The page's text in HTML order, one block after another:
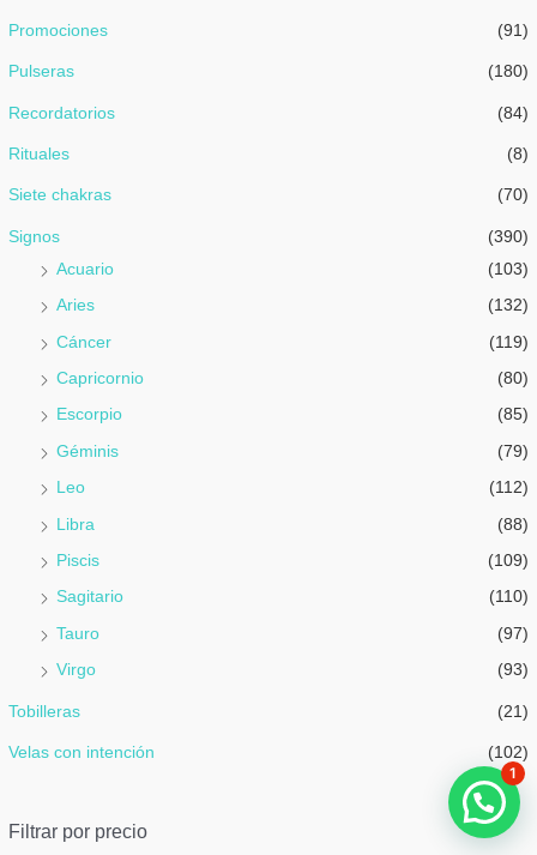
Promociones (91)
Pulseras (180)
Recordatorios (84)
Rituales (8)
Siete chakras (70)
Signos
(390)
Acuario
(103)
Aries (132)
Cáncer (119)
Capricornio (80)
Escorpio (85)
Géminis (79)
Leo (112)
Libra (88)
Piscis (109)
Sagitario (110)
Tauro (97)
Virgo (93)
Tobilleras (21)
Velas con intención (102)
Filtrar por precio
1